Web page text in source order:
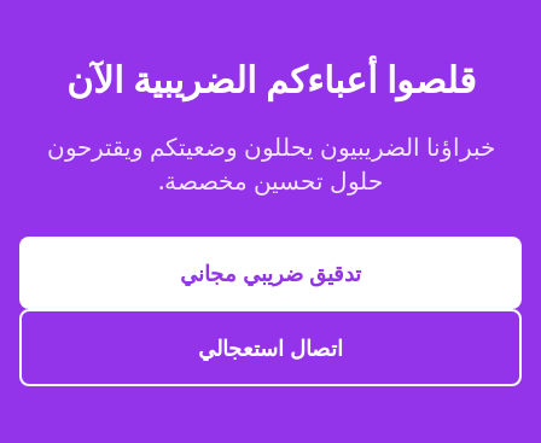
قلصوا أعباءكم الضريبية الآن
خبراؤنا الضريبيون يحللون وضعيتكم ويقترحون
حلول تحسين مخصصة.
تدقيق ضريبي مجاني
اتصال استعجالي